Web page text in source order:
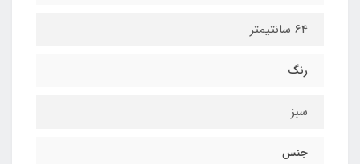
64 سانتیمتر
رنگ
سبز
جنس